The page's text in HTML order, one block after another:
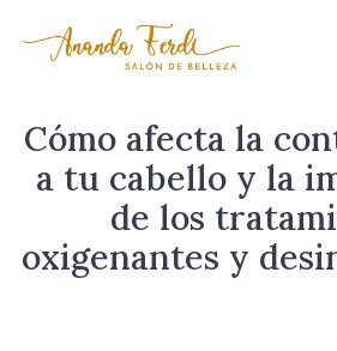
Cómo afecta la
a tu cabello y la
de los
oxigenantes y